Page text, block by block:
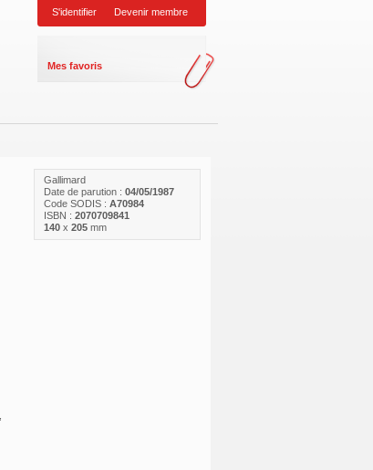
S'identifier Devenir membre
Mes favoris
Gallimard
Date de parution : 04/05/1987
Code SODIS : A70984
ISBN : 2070709841
140x 205mm